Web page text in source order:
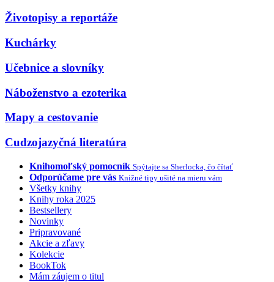
Životopisy a reportáže
Kuchárky
Učebnice a slovníky
Náboženstvo a ezoterika
Mapy a cestovanie
Cudzojazyčná literatúra
Knihomoľský pomocník Spýtajte sa Sherlocka, čo čítať
Odporúčame pre vás Knižné tipy ušité na mieru vám
Všetky knihy
Knihy roka 2025
Bestsellery
Novinky
Pripravované
Akcie a zľavy
Kolekcie
BookTok
Mám záujem o titul